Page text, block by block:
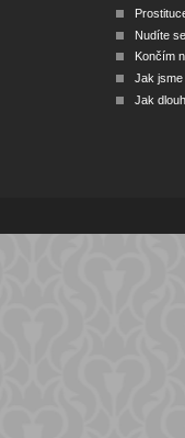
Nudíte
Končím
Jak jsme
Jak